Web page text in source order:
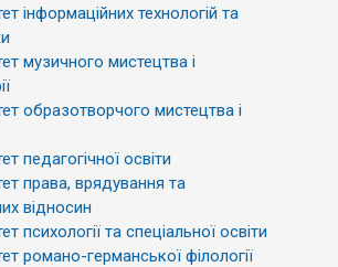
інформаційних технологій та
музичного мистецтва і
образотворчого мистецтва і
педагогічної освіти
права, врядування та
відносин
психології та спеціальної освіти
романо-германської філології